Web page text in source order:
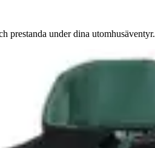
prestanda under dina utomhusäventyr.